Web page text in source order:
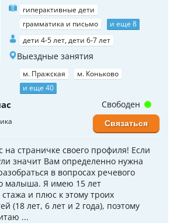
гиперактивные дети
грамматика и письмо
и еще 8
дети 4-5 лет, дети 6-7 лет
Выездные занятия
м. Пражская
м. Коньково
и еще 40
на страничке своего профиля! Если
значит Вам определенно нужна
в вопросах речевого
малыша. Я имею 15 лет
стажа и плюс к этому троих
(18 лет, 6 лет и 2 года), поэтому
...
Свободен
Связаться